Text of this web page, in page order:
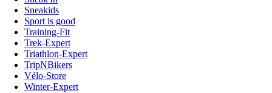
Sneakids
Sport is good
Training-Fit
Trek-Expert
Triathlon-Expert
TripNBikers
Vélo-Store
Winter-Expert